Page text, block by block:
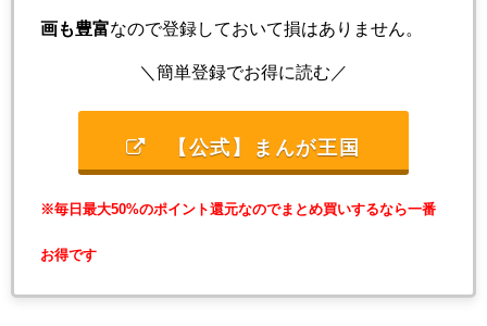
画も豊富なので登録しておいて損はありません。
＼簡単登録でお得に読む／
【公式】まんが王国
※毎日最大50%のポイント還元なのでまとめ買いするなら一番
お得です